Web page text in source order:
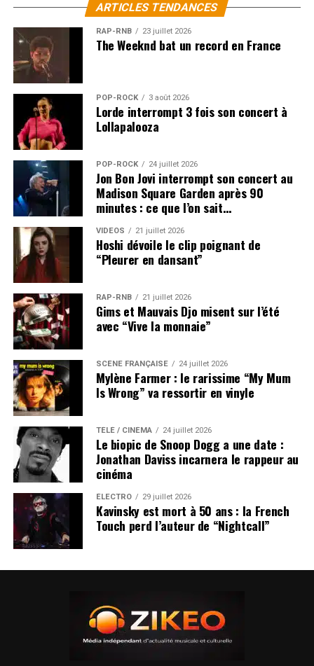
ARTICLES TENDANCES
RAP-RNB 23 juillet 2026
The Weeknd bat un record en France
POP-ROCK 3 août 2026
Lorde interrompt 3 fois son concert à
Lollapalooza
POP-ROCK 24 juillet 2026
Jon Bon Jovi interrompt son concert au
Madison Square Garden après 90
minutes : ce que l’on sait…
VIDEOS 21 juillet 2026
Hoshi dévoile le clip poignant de
“Pleurer en dansant”
RAP-RNB 21 juillet 2026
Gims et Mauvais Djo misent sur l’été
avec “Vive la monnaie”
SCÈNE FRANÇAISE 24 juillet 2026
Mylène Farmer : le rarissime “My Mum
Is Wrong” va ressortir en vinyle
TÉLÉ / CINÉMA 24 juillet 2026
Le biopic de Snoop Dogg a une date :
Jonathan Daviss incarnera le rappeur au
cinéma
ÉLECTRO 29 juillet 2026
Kavinsky est mort à 50 ans : la French
Touch perd l’auteur de “Nightcall”